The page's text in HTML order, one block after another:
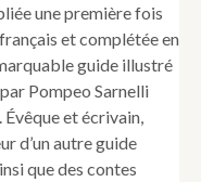
une première fois
et complétée en
guide illustré
Pompeo Sarnelli
et écrivain,
d’un autre guide
que des contes